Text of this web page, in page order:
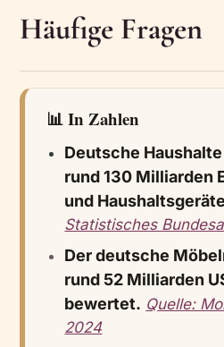
Häufige Fragen
📊 In Zahlen
Deutsche
rund 130 Milliarden
und
Statistisches
Der deutsche
rund 52 Milliarden
bewertet. Quelle:
2024